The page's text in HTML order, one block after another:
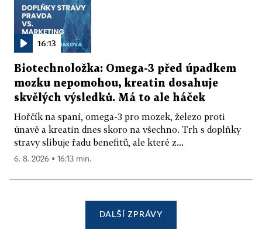
16:13
Biotechnoložka: Omega-3 před úpadkem
mozku nepomohou, kreatin dosahuje
skvělých výsledků. Má to ale háček
Hořčík na spaní, omega-3 pro mozek, železo proti
únavě a kreatin dnes skoro na všechno. Trh s doplňky
stravy slibuje řadu benefitů, ale které z...
6. 8. 2026 ▪ 16:13 min.
DALŠÍ ZPRÁVY